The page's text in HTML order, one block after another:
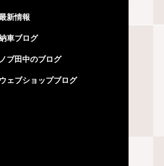
新情報
車ブログ
ノブ田中のブログ
ウェブショップブログ